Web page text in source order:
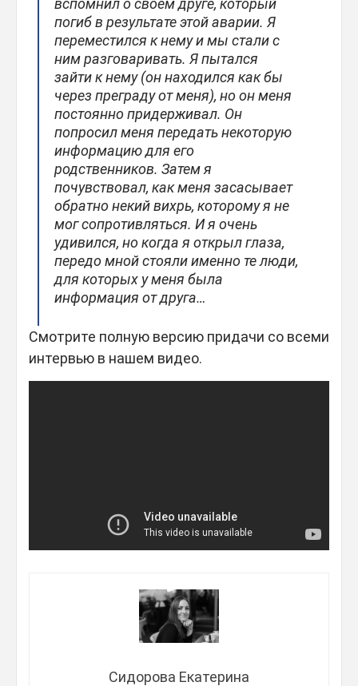
вспомнил о своем друге, который
погиб в результате этой аварии. Я
переместился к нему и мы стали с
ним разговаривать. Я пытался
зайти к нему (он находился как бы
через преграду от меня), но он меня
постоянно придерживал. Он
попросил меня передать некоторую
информацию для его
родственников. Затем я
почувствовал, как меня засасывает
обратно некий вихрь, которому я не
мог сопротивляться. И я очень
удивился, но когда я открыл глаза,
передо мной стояли именно те люди,
для которых у меня была
информация от друга…
Смотрите полную версию придачи со всеми
интервью в нашем видео.
Сидорова Екатерина